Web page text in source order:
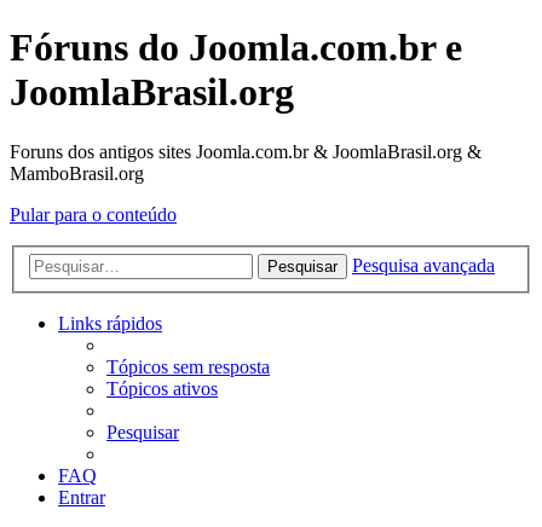
Fóruns do Joomla.com.br e
JoomlaBrasil.org
Foruns dos antigos sites Joomla.com.br & JoomlaBrasil.org &
MamboBrasil.org
Pular para o conteúdo
Pesquisar Pesquisa avançada
Links rápidos
Tópicos sem resposta
Tópicos ativos
Pesquisar
FAQ
Entrar